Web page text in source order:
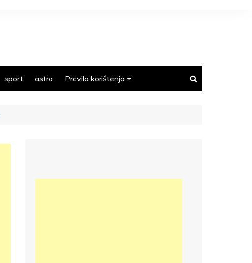
sport astro Pravila korištenja